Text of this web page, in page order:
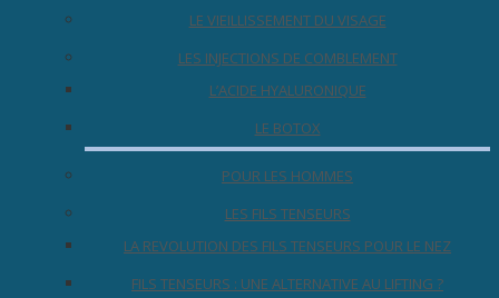
LE VIEILLISSEMENT DU VISAGE
LES INJECTIONS DE COMBLEMENT
L’ACIDE HYALURONIQUE
LE BOTOX
POUR LES HOMMES
LES FILS TENSEURS
LA REVOLUTION DES FILS TENSEURS POUR LE NEZ
FILS TENSEURS : UNE ALTERNATIVE AU LIFTING ?